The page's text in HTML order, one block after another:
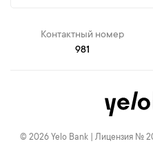
Контактный номер
981
© 2026 Yelo Bank | Лицензия №